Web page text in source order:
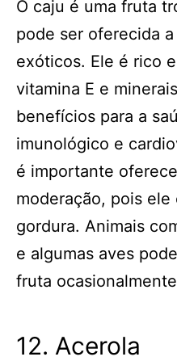
O caju é uma fruta
pode ser oferecida
exóticos. Ele é rico
vitamina E e
benefícios para a
imunológico e
é importante
moderação, pois
gordura. Animais
e algumas aves
fruta
12. Acerola